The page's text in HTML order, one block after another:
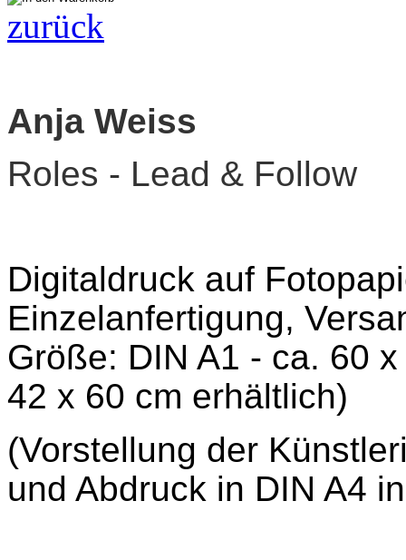
zurück
Anja Weiss
Roles - Lead & Follow
Digitaldruck auf
Einzelanfertigung,
Größe: DIN A1 - ca. 60
42 x 60 cm erhältlich)
(Vorstellung der
und Abdruck in DIN A4